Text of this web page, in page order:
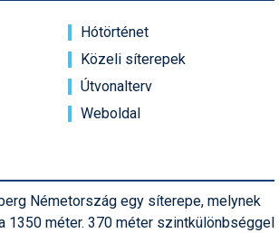
Hótörténet
Közeli síterepek
Útvonalterv
Weboldal
Németország egy síterepe, melynek
1350 méter. 370 méter szintkülönbséggel